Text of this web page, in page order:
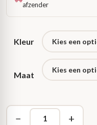
afzender
Kleur
Maat
− +